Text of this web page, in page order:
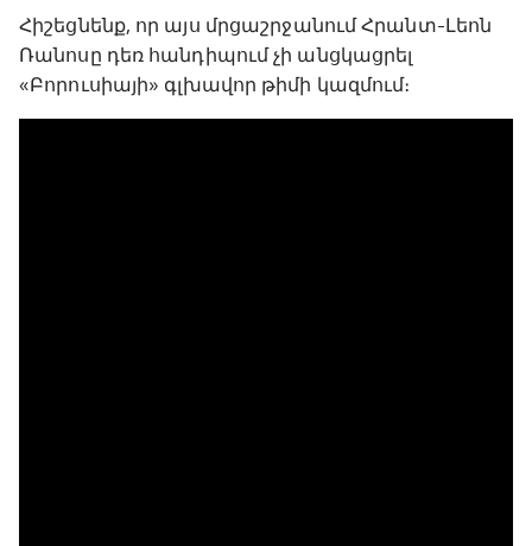
Հիշեցնենք, որ այս մրցաշրջանում Հրանտ-Լեոն
Ռանոսը դեռ հանդիպում չի անցկացրել
«Բորուսիայի» գլխավոր թիմի կազմում։